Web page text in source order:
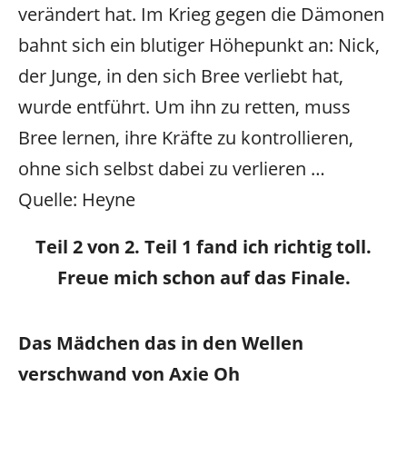
verändert hat. Im Krieg gegen die Dämonen
bahnt sich ein blutiger Höhepunkt an: Nick,
der Junge, in den sich Bree verliebt hat,
wurde entführt. Um ihn zu retten, muss
Bree lernen, ihre Kräfte zu kontrollieren,
ohne sich selbst dabei zu verlieren …
Quelle: Heyne
Teil 2 von 2. Teil 1 fand ich richtig toll.
Freue mich schon auf das Finale.
Das Mädchen das in den Wellen
verschwand von Axie Oh